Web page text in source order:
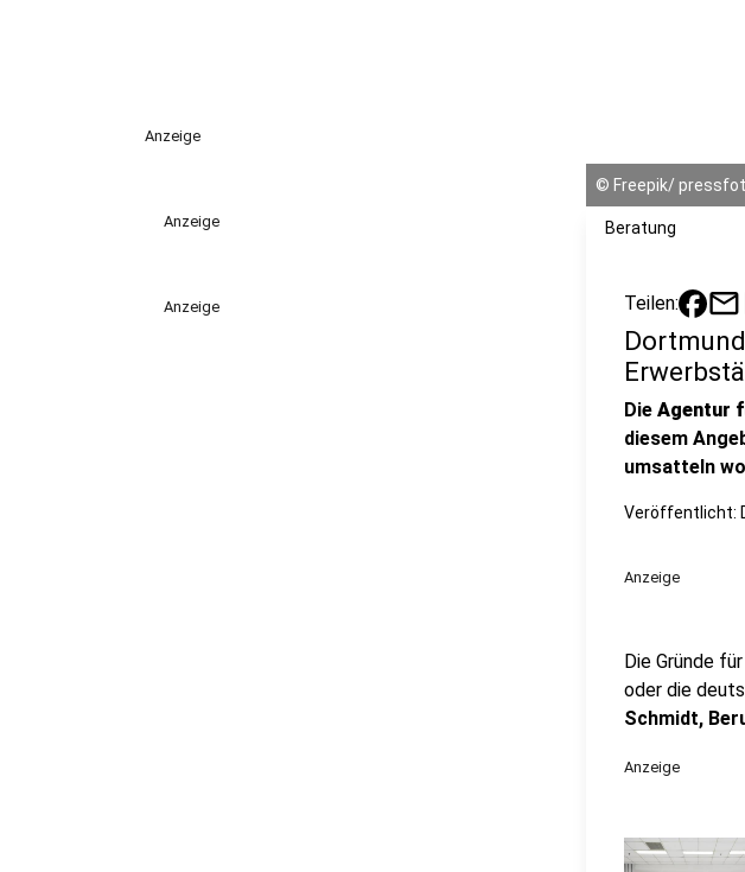
Anzeige
Anzeige
Anzeige
© Freepik/
Beratung
Teilen: mail
Die Agentur
diesem
umsatteln
Veröffentlicht:
Anzeige
Die Gründe
oder die
Schmidt,
Anzeige